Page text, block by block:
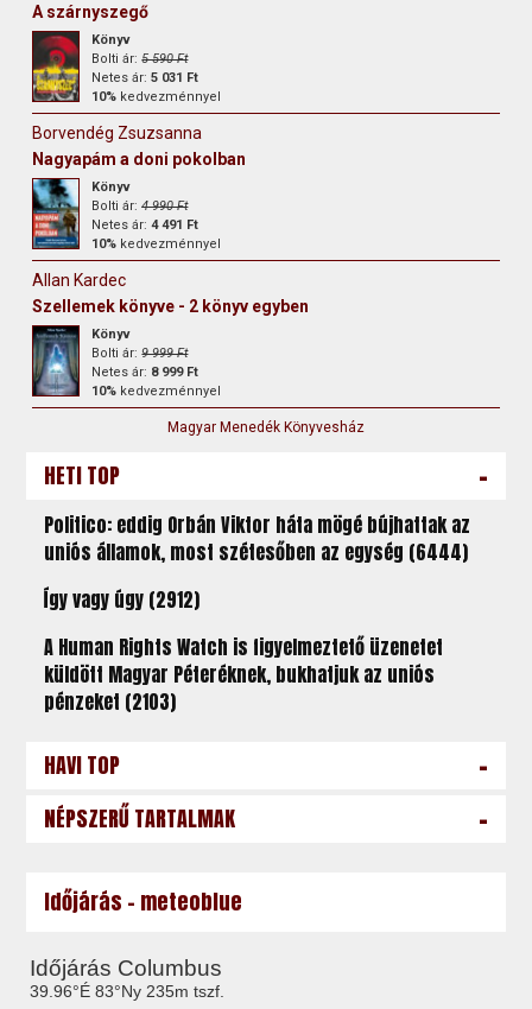
A szárnyszegő
Könyv
Bolti ár:5 590 Ft
Netes ár:5 031 Ft
10% kedvezménnyel
Borvendég Zsuzsanna
Nagyapám a doni pokolban
Könyv
Bolti ár:4 990 Ft
Netes ár:4 491 Ft
10% kedvezménnyel
Allan Kardec
Szellemek könyve - 2 könyv egyben
Könyv
Bolti ár:9 999 Ft
Netes ár: 8 999 Ft
10% kedvezménnyel
Magyar Menedék Könyvesház
HETI TOP -
Politico: eddig Orbán Viktor háta mögé bújhattak az
uniós államok, most szétesőben az egység (6444)
Így vagy úgy (2912)
A Human Rights Watch is figyelmeztető üzenetet
küldött Magyar Péteréknek, bukhatjuk az uniós
pénzeket (2103)
HAVI TOP -
NÉPSZERŰ TARTALMAK -
Időjárás - meteoblue